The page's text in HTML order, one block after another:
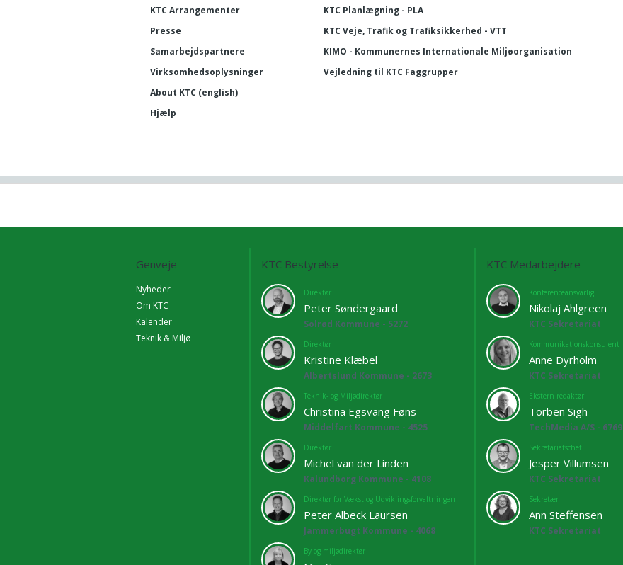
KTC Arrangementer
Presse
Samarbejdspartnere
Virksomhedsoplysninger
About KTC (english)
Hjælp
KTC Planlægning - PLA
KTC Veje, Trafik og Trafiksikkerhed - VTT
KIMO - Kommunernes Internationale Miljøorganisation
Vejledning til KTC Faggrupper
Genveje
Nyheder
Om KTC
Kalender
Teknik & Miljø
KTC Bestyrelse
Direktør
Peter Søndergaard
Solrød Kommune - 5272
Direktør
Kristine Klæbel
Albertslund Kommune - 2673
Teknik- og Miljødirektør
Christina Egsvang Føns
Middelfart Kommune - 4525
Direktør
Michel van der Linden
Kalundborg Kommune - 4108
Direktør for Vækst og Udviklingsforvaltningen
Peter Albeck Laursen
Jammerbugt Kommune - 4068
By og miljødirektør
KTC Medarbejdere
Konferenceansvarlig
Nikolaj Ahlgreen
KTC Sekretariat
Kommunikationskonsulent
Anne Dyrholm
KTC Sekretariat
Ekstern redaktør
Torben Sigh
TechMedia A/S - 6769
Sekretariatschef
Jesper Villumsen
KTC Sekretariat
Sekretær
Ann Steffensen
KTC Sekretariat